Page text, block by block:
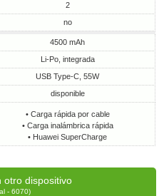
2
no
4500 mAh
Li-Po, integrada
USB Type-C, 55W
disponible
• Carga rápida por cable
• Carga inalámbrica rápida
• Huawei SuperCharge
otro dispositivo
- 6070)